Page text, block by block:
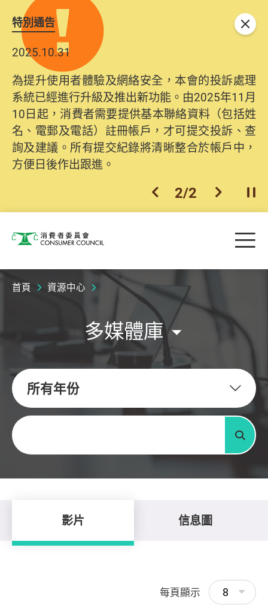
特別通告
2025.10.31
為提升使用者體驗及網絡安全，本會的投訴處理
系統已經進行升級及推出新功能。由2025年11月
10日起，消費者需要提供基本聯絡資料（包括姓
名、電郵及電話）註冊帳戶，才可提交投訴、查
詢及建議。所有提交紀錄將清晰整合於帳戶中，
方便日後作出跟進。
上一個
2/2 下一個開
關閉
消費者委員會 目
首頁 資源中心
多媒體庫
所有年份
關鍵字
搜尋
影片 信息圖
每頁顯示 8